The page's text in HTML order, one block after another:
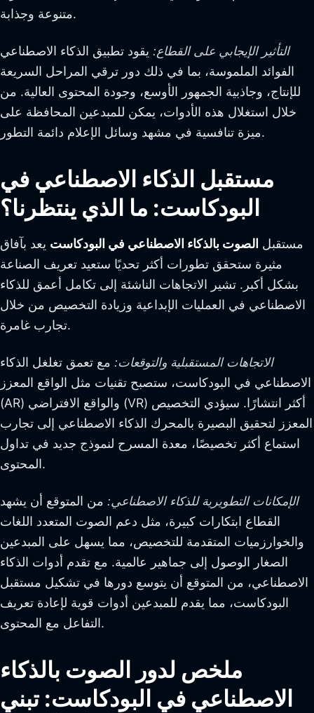
متنوعة وجذابة.
التأثير الإيجابي على القطاع: يقود تطبيق الذكاء الاصطناعي
الفوائد الملموسة، بما في ذلك دور ترقي المراحل السريعة
للإنتاج، وجاذبية الجمهور الأوسع، وجودة المحتوى العالية. من
خلال استغلال هذه الأدوات، يمكن للمبدعين المحافظة على
ميزة تنافسية في مشهد وسائل الإعلام دائمة التطور.
مستقبل الذكاء الاصطناعي في
البودكاست: ما الذي ينتظرنا؟
مستقبل الصوت بالذكاء الاصطناعي في البودكاست يعد بآفاق
مثيرة ستحقق تطورات أكثر تحديًا ستعيد تعريف الصناعة
بشكل أكبر. تشير الاتجاهات الناشئة إلى تكامل أعمق للذكاء
الاصطناعي في العمليات الإبداعية وزيادة التخصيص من خلال
تجارب غامرة.
الاتجاهات المستقبلية والتوقعات: مع تعمق تغلغل الذكاء
الاصطناعي في البودكاست، ستصبح تقنيات مثل الواقع المعزز
(AR) والواقع الافتراضي (VR) أكثر انتشارًا. سيؤدي التخصيص
المعزز لتحقيق البصيرة بالمحرك الذكاء الاصطناعي إلى تجارب
استماع أكثر تخصيصًا، معدة المسرح لنموذج جديد في تداول
المحتوى.
الإمكانات التطويرية للذكاء الاصطناعي: من المتوقع أن يشهد
القطاع ابتكارات كبيرة، مثل دعم الصوت المتعدد اللغات
والخوارزميات المتقدمة للتخصيص، مما يسهل على المبدعين
الصغار الوصول إلى جماهير عالمية. مع تقدم أدوات الذكاء
الاصطناعي، من المتوقع أن يتوسع دورها في تشكيل مستقبل
البودكاست، مما يقدم للمبدعين أدوات قوية لإعادة تعريف
التفاعل مع المحتوى.
ملخص لدور الصوت بالذكاء
الاصطناعي في البودكاست: تبني